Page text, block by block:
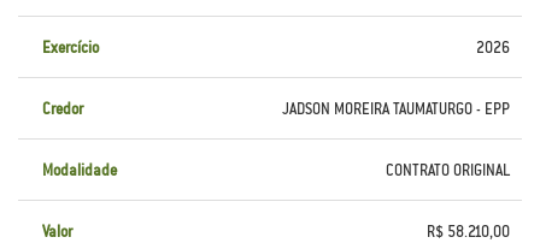
Exercício 2026
Credor JADSON MOREIRA TAUMATURGO - EPP
Modalidade CONTRATO ORIGINAL
Valor R$ 58.210,00